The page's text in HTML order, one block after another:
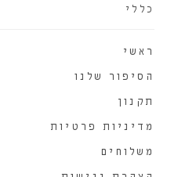
כללי
ראשי
הסיפור שלנו
תקנון
מדיניות פרטיות
משלוחים